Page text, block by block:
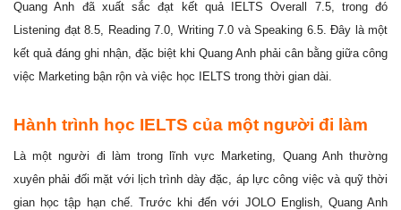
Quang Anh đã xuất sắc đạt kết quả IELTS Overall 7.5, trong đó
Listening đạt 8.5, Reading 7.0, Writing 7.0 và Speaking 6.5. Đây là một
kết quả đáng ghi nhận, đặc biệt khi Quang Anh phải cân bằng giữa công
việc Marketing bận rộn và việc học IELTS trong thời gian dài.
Hành trình học IELTS của một người đi làm
Là một người đi làm trong lĩnh vực Marketing, Quang Anh thường
xuyên phải đối mặt với lịch trình dày đặc, áp lực công việc và quỹ thời
gian học tập hạn chế. Trước khi đến với JOLO English, Quang Anh